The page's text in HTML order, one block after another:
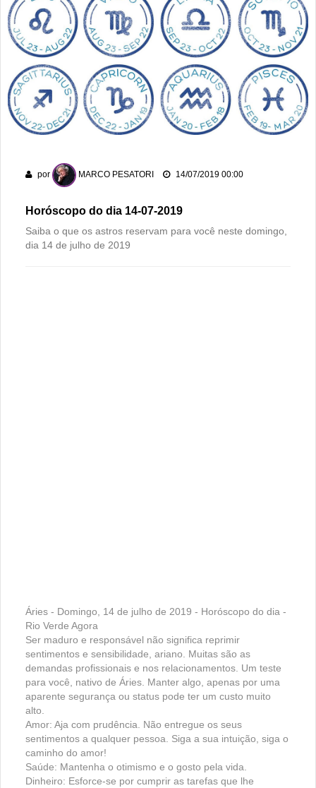
Homem é mantido em cárcere por dois dias, apanha, é
ameaçado com facas e pede socorro dentro de banco no
Centro
Rio Verde avança nos anos iniciais, mas Ensino Médio
acende alerta no Ideb 2025
Rio Verde recebe a 2ª etapa do Autocross Brasil e define os
Buriti Shopping recebe campanha gratuita de vacinação em
Rio Verde com atendimento até domingo
por MARCO PESATORI 14/07/2019 00:00
Horóscopo do dia 14-07-2019
Saiba o que os astros reservam para você neste domingo,
dia 14 de julho de 2019
Áries - Domingo, 14 de julho de 2019 - Horóscopo do dia -
Rio Verde Agora
Ser maduro e responsável não significa reprimir
sentimentos e sensibilidade, ariano. Muitas são as
demandas profissionais e nos relacionamentos. Um teste
para você, nativo de Áries. Manter algo, apenas por uma
aparente segurança ou status pode ter um custo muito
alto.
Amor: Aja com prudência. Não entregue os seus
sentimentos a qualquer pessoa. Siga a sua intuição, siga o
caminho do amor!
Saúde: Mantenha o otimismo e o gosto pela vida.
Dinheiro: Esforce-se por cumprir as tarefas que lhe